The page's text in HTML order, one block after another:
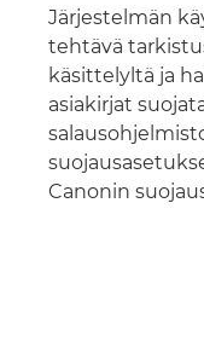
Järjestelmän
tehtävä
käsittelyltä ja
asiakirjat
Canonin